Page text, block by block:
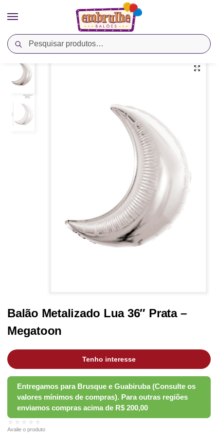
Pesquisar
Início Cores Prata / Balão Metalizado Lua 36″ Prata – Megatoon
Balão Metalizado Lua 36″ Prata –
Megatoon
Tenho interesse
Avalie o produto